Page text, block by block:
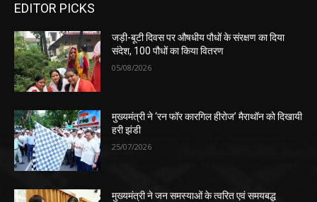
EDITOR PICKS
जड़ी-बूटी दिवस पर औषधीय पौधों के संरक्षण का दिया
संदेश, 100 पौधों का किया वितरण
05/08/2026
मुख्यमंत्री ने ‘रन फॉर कारगिल हीरोज’ मैराथॉन को दिखायी
हरी झंडी
25/07/2026
मुख्यमंत्री ने जन समस्याओं के त्वरित एवं समयबद्ध